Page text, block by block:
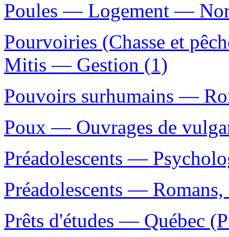
Poules — Logement —
Pourvoiries (Chasse et
Mitis — Gestion (1)
Pouvoirs surhumains —
Poux — Ouvrages de
Préadolescents —
Préadolescents —
Prêts d'études — Québec